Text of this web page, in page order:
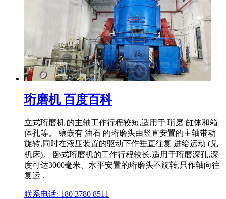
珩磨机 百度百科
立式珩磨机 的主轴工作行程较短,适用于 珩磨 缸体和箱
体孔等。 镶嵌有 油石 的珩磨头由竖直安置的主轴带动
旋转,同时在液压装置的驱动下作垂直往复 进给运动 (见
机床)。 卧式珩磨机的工作行程较长,适用于珩磨深孔,深
度可达3000毫米。水平安置的珩磨头不旋转,只作轴向往
复运 .
联系电话: 180 3780 8511